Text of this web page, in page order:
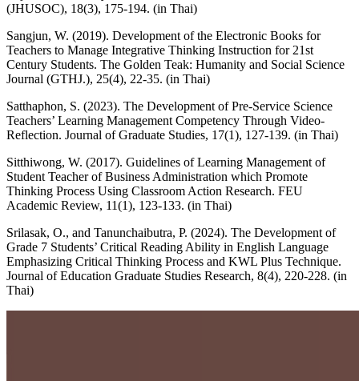
(JHUSOC), 18(3), 175-194. (in Thai)
Sangjun, W. (2019). Development of the Electronic Books for
Teachers to Manage Integrative Thinking Instruction for 21st
Century Students. The Golden Teak: Humanity and Social Science
Journal (GTHJ.), 25(4), 22-35. (in Thai)
Satthaphon, S. (2023). The Development of Pre-Service Science
Teachers’ Learning Management Competency Through Video-
Reflection. Journal of Graduate Studies, 17(1), 127-139. (in Thai)
Sitthiwong, W. (2017). Guidelines of Learning Management of
Student Teacher of Business Administration which Promote
Thinking Process Using Classroom Action Research. FEU
Academic Review, 11(1), 123-133. (in Thai)
Srilasak, O., and Tanunchaibutra, P. (2024). The Development of
Grade 7 Students’ Critical Reading Ability in English Language
Emphasizing Critical Thinking Process and KWL Plus Technique.
Journal of Education Graduate Studies Research, 8(4), 220-228. (in
Thai)